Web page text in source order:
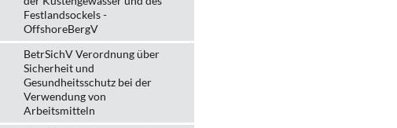
Festlandsockels -
OffshoreBergV
BetrSichV Verordnung über
Sicherheit und
Gesundheitsschutz bei der
Verwendung von
Arbeitsmitteln